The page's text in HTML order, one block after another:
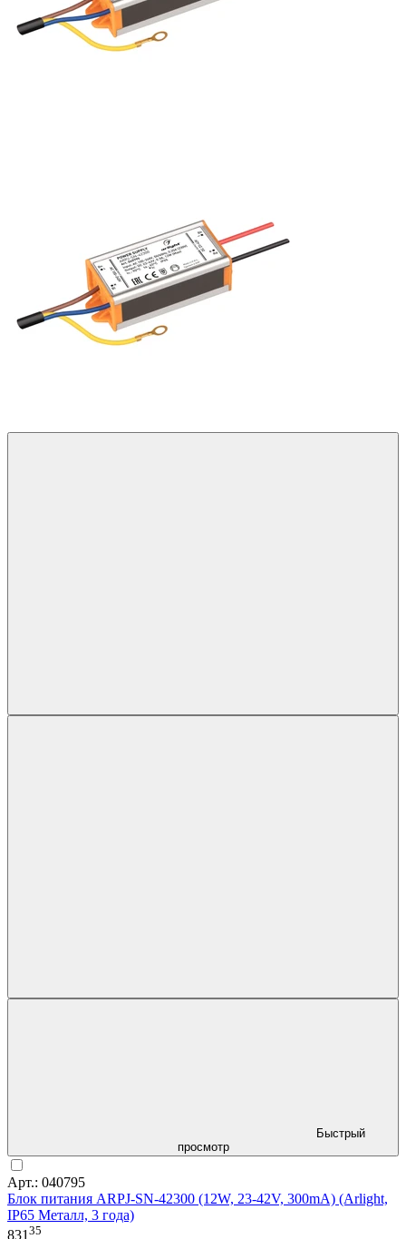
Быстрый
просмотр
Арт.: 040795
Блок питания ARPJ-SN-42300 (12W, 23-42V, 300mA) (Arlight,
IP65 Металл, 3 года)
831 35